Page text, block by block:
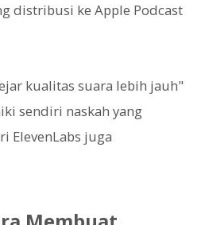
distribusi ke Apple Podcast
kualitas suara lebih jauh"
sendiri naskah yang
ElevenLabs juga